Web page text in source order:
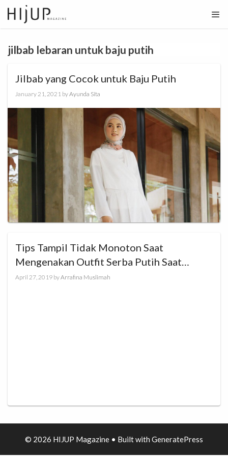
Skip
to
content
jilbab lebaran untuk baju putih
Jilbab yang Cocok untuk Baju Putih
January 21, 2021 byAyunda Sita
Tips Tampil Tidak Monoton Saat
Mengenakan Outfit Serba Putih Saat
Lebaran
April 27, 2019 byArrafina Muslimah
© 2026 HIJUP Magazine • Built with GeneratePress